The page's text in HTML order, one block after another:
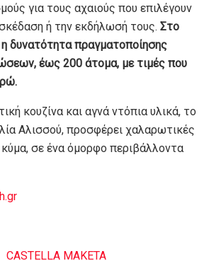
για τους αχαιούς που επιλέγουν
ή την εκδήλωσή τους. Στο
δυνατότητα πραγματοποίησης
έως 200 άτομα, με τιμές που
κουζίνα και αγνά ντόπια υλικά, το
Αλισσού, προσφέρει χαλαρωτικές
σε ένα όμορφο περιβάλλοντα